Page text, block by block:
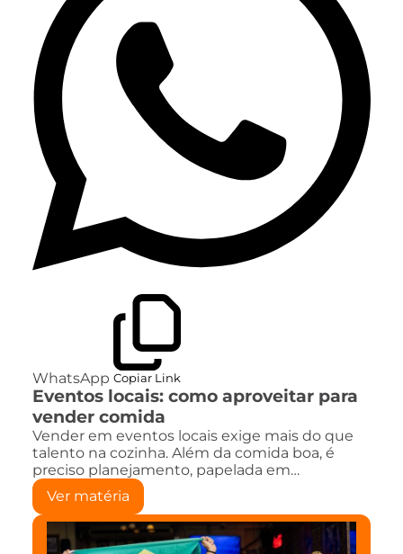
WhatsApp Copiar Link
Eventos locais: como aproveitar para
vender comida
Vender em eventos locais exige mais do que
talento na cozinha. Além da comida boa, é
preciso planejamento, papelada em…
Ver matéria